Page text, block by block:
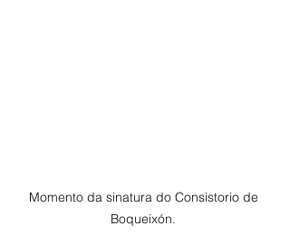
Momento da sinatura do Consistorio de
Boqueixón.